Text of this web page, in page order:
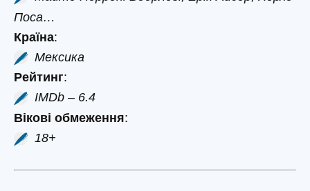
Поса…
Країна:
Мексика
Рейтинг:
IMDb – 6.4
Вікові обмеження:
18+